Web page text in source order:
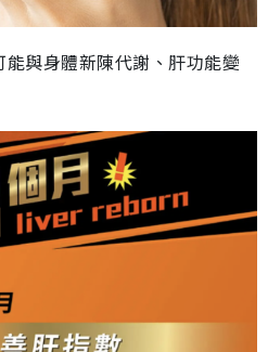
與身體新陳代謝、肝功能變